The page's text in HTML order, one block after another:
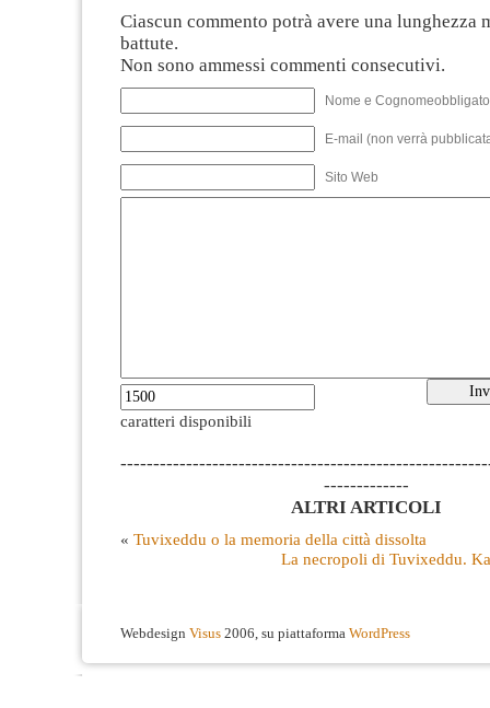
Ciascun commento potrà avere una lunghezza
battute.
Non sono ammessi commenti consecutivi.
Nome e
E-mail (non verrà
Sito Web
caratteri disponibili
-------------
ALTRI ARTICOLI
« Tuvixeddu o la memoria della città dissolta
La necropoli di Tuvixeddu.
Webdesign Visus 2006, su piattaforma WordPress